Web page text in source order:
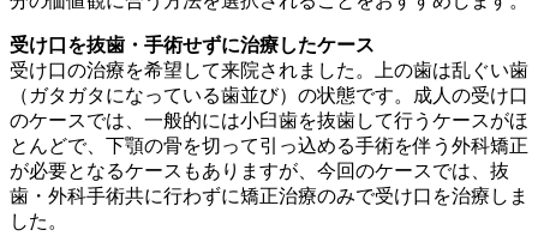
受け口を抜歯・手術せずに治療したケース
受け口の治療を希望して来院されました。上の歯は乱ぐい歯
（ガタガタになっている歯並び）の状態です。成人の受け口
のケースでは、一般的には小臼歯を抜歯して行うケースがほ
とんどで、下顎の骨を切って引っ込める手術を伴う外科矯正
が必要となるケースもありますが、今回のケースでは、抜
歯・外科手術共に行わずに矯正治療のみで受け口を治療しま
した。